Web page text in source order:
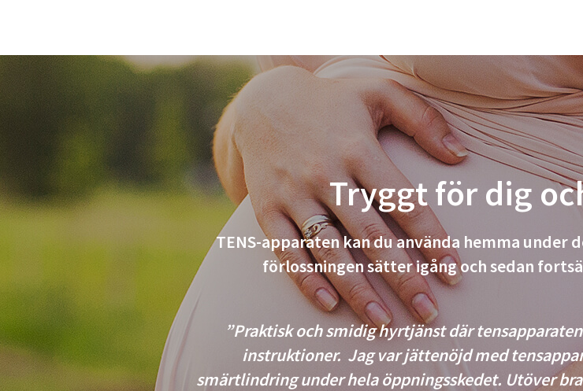
Tryggt för dig
TENS-apparaten kan du använda hemma
förlossningen sätter igång och sedan
”Praktisk och smidig hyrtjänst där
instruktioner. Jag var jättenöjd med
smärtlindring under hela öppningsskedet. Utöver